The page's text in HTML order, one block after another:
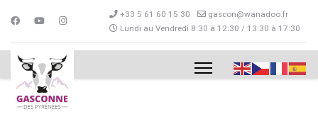
+33 5 61 60 15 30
gascon@wanadoo.fr
Lundi au Vendredi 8:30 à 12:30 / 13:30 à 17:30